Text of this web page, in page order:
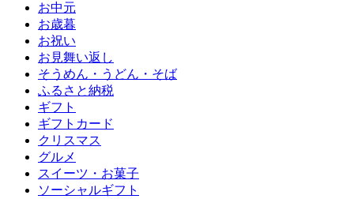
お中元
お歳暮
お祝い
お見舞い返し
そうめん・うどん・そば
ふるさと納税
ギフト
ギフトカード
クリスマス
グルメ
スイーツ・お菓子
ソーシャルギフト